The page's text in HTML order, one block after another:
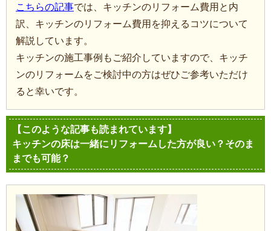
こちらの記事では、キッチンのリフォーム費用と内
訳、キッチンのリフォーム費用を抑えるコツについて
解説しています。
キッチンの施工事例もご紹介していますので、キッチ
ンのリフォームをご検討中の方はぜひご参考いただけ
ると幸いです。
【このような記事も読まれています】
キッチンの床は一緒にリフォームした方が良い？そのま
までも可能？